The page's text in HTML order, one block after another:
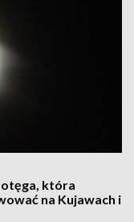
która
na Kujawach i